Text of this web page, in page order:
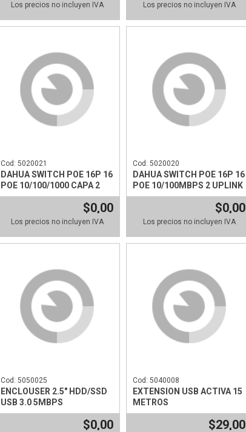
Los precios no incluyen IVA Los precios no incluyen IVA
Cod: 5020021
DAHUA SWITCH POE 16P 16
POE 10/100/1000 CAPA 2
UPLINK
$0,00
Los precios no incluyen IVA
Cod: 5020020
DAHUA SWITCH POE 16P 16
POE 10/100MBPS 2 UPLINK
$0,00
Los precios no incluyen IVA
Cod: 5050025
ENCLOUSER 2.5" HDD/SSD
USB 3.0 5MBPS
$0,00
Cod: 5040008
EXTENSION USB ACTIVA 15
METROS
$29,00